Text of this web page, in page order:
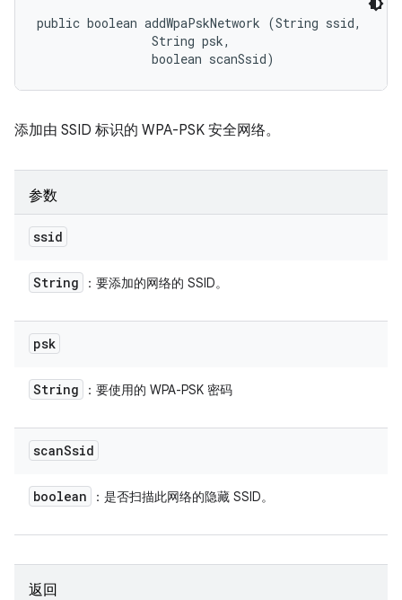
public boolean addWpaPskNetwork (String ssid,
                String psk,
                boolean scanSsid)
添加由 SSID 标识的 WPA-PSK 安全网络。
参数
ssid
String ：要添加的网络的 SSID。
psk
String ：要使用的 WPA-PSK 密码
scanSsid
boolean ：是否扫描此网络的隐藏 SSID。
返回